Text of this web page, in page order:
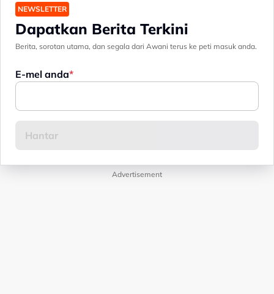
NEWSLETTER
Dapatkan Berita Terkini
Berita, sorotan utama, dan segala dari Awani terus ke peti masuk anda.
E-mel anda
Advertisement